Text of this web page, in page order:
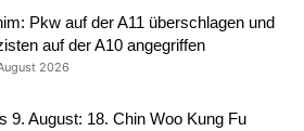
Pkw auf der A11 überschlagen und
auf der A10 angegriffen
2026
9. August: 18. Chin Woo Kung Fu